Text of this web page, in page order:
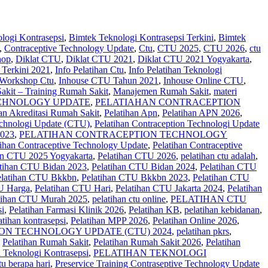
Kontrasepsi, Bimtek Teknologi Kontrasepsi Terkini, Bimtek
, Contraceptive Technology Update, Ctu, CTU 2025, CTU 2026, ctu
, Diklat CTU, Diklat CTU 2021 , Diklat CTU 2021 Yogyakarta,
2021 , Info Pelatihan Ctu, Info Pelatihan Teknologi
Ctu, Inhouse CTU Tahun 2021 , Inhouse Online CTU,
– Training Rumah Sakit, Manajemen Rumah Sakit, materi
UPDATE, PELATIAHAN CONTRACEPTION
Akreditasi Rumah Sakit, Pelatihan Apn, Pelatihan APN 2026,
Update (CTU), Pelatihan Contraception Technologi Update
, PELATIHAN CONTRACEPTION TECHNOLOGY
Contraceptive Technology Update, Pelatihan Contraceptive
CTU 2025 Yogyakarta, Pelatihan CTU 2026, pelatihan ctu adalah,
CTU Bidan 2023, Pelatihan CTU Bidan 2024, Pelatihan CTU
CTU Bkkbn, Pelatihan CTU Bkkbn 2023, Pelatihan CTU
Harga, Pelatihan CTU Hari, Pelatihan CTU Jakarta 2024, Pelatihan
CTU Murah 2025, pelatihan ctu online, PELATIHAN CTU
, Pelatihan Farmasi Klinik 2026, Pelatihan KB, pelatihan kebidanan,
kontrasepsi, Pelatihan MPP 2026, Pelatihan Online 2026,
TECHNOLOGY UPDATE (CTU) 2024, pelatihan pkrs,
Pelatihan Rumah Sakit‎, Pelatihan Rumah Sakit 2026, Pelatihan
Teknologi Kontrasepsi, PELATIHAN TEKNOLOGI
berapa hari, Preservice Training Contraseptive Technology Update